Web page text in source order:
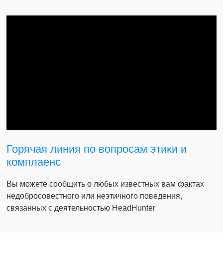
Горячая линия по вопросам этики и
комплаенс
Вы можете сообщить о любых известных вам фактах
недобросовестного или неэтичного поведения,
связанных с деятельностью HeadHunter